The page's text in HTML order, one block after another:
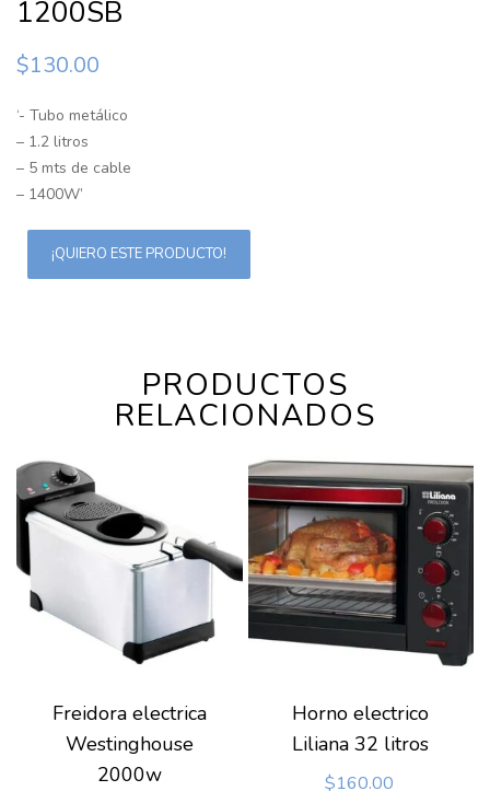
1200SB
$130.00
‘- Tubo metálico
– 1.2 litros
– 5 mts de cable
– 1400W’
¡QUIERO ESTE PRODUCTO!
PRODUCTOS
RELACIONADOS
Freidora electrica
Westinghouse
2000w
Horno electrico
Liliana 32 litros
$160.00